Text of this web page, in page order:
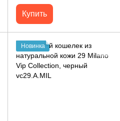
Купить
Новинка